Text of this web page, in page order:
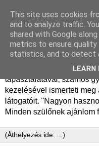
Dr. Bauer
Dr. Bauer Béla Ph.D.
tapasztalatával, számos
kezelésével ismerteti
látogatóit. "Nagyon
Minden szülőnek ajánlom
This site uses cookies
and to analyze traffic.
shared with Google
metrics to ensure
statistics, and to detect
LEARN